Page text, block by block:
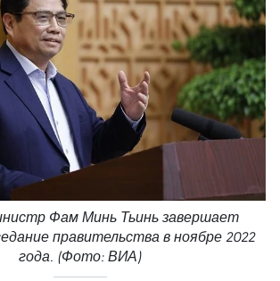
Фам Минь Тьинь завершает
правительства в ноябре 2022
года. (Фото: ВИА)